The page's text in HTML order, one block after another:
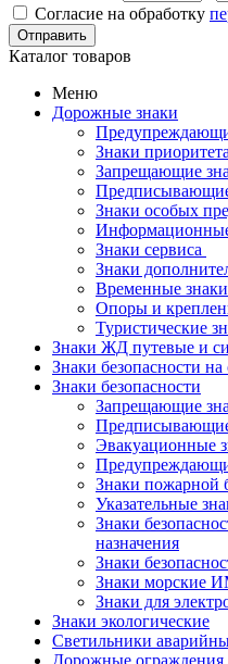
Согласие на обработку
Отправить
Каталог товаров
Меню
Дорожные знаки
Знаки приоритета
Запрещающие
Знаки особых
Знаки сервиса
Знаки
Временные знаки
Опоры и
Туристические
Знаки ЖД путевые и
Знаки безопасности
Знаки безопасности
Запрещающие
Предписывающие
Эвакуационные
Знаки пожарной
Указательные
Знаки
назначения
Знаки
Знаки морские
Знаки для
Знаки экологические
Светильники
Дорожные ограждения